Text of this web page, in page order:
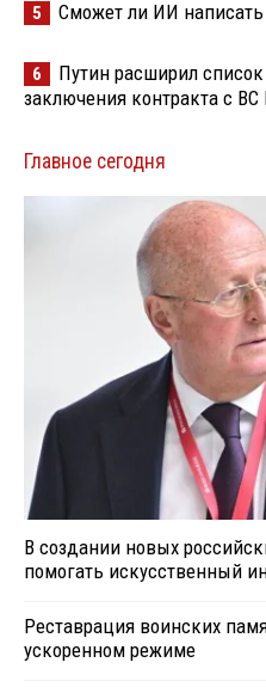
5 Сможет ли ИИ
6
Путин расширил
заключения контракта с
Главное сегодня
В создании новых
помогать искусственный
Реставрация воинских
ускоренном режиме